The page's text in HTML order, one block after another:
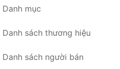
Danh mục
Danh sách thương hiệu
Danh sách người bán